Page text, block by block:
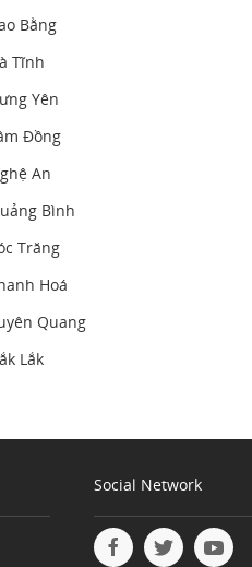
Bằng
Tĩnh
Yên
Đồng
An
Bình
Trăng
Hoá
Quang
Lắk
Social Network